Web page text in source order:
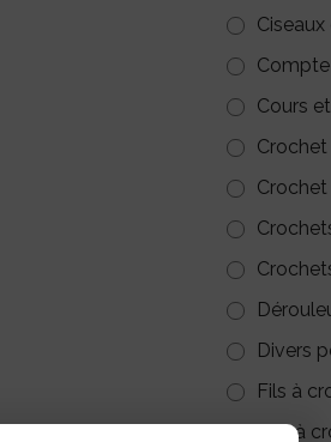
Cours
Crochet
Divers
Fils à
Kits à